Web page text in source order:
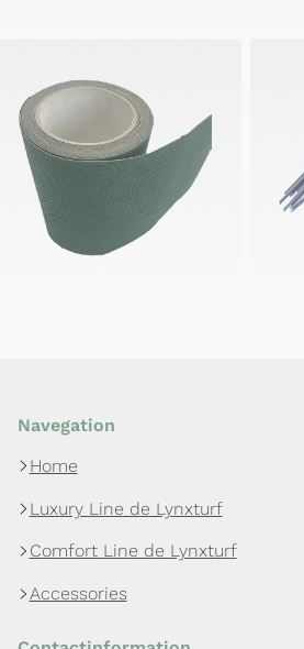
Navegation
Home
Luxury Line de Lynxturf
Comfort Line de Lynxturf
Accessories